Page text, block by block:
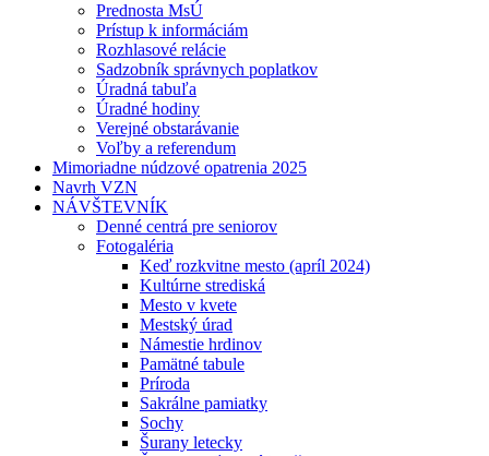
Prednosta MsÚ
Prístup k informáciám
Rozhlasové relácie
Sadzobník správnych poplatkov
Úradná tabuľa
Úradné hodiny
Verejné obstarávanie
Voľby a referendum
Mimoriadne núdzové opatrenia 2025
Navrh VZN
NÁVŠTEVNÍK
Denné centrá pre seniorov
Fotogaléria
Keď rozkvitne mesto (apríl 2024)
Kultúrne strediská
Mesto v kvete
Mestský úrad
Námestie hrdinov
Pamätné tabule
Príroda
Sakrálne pamiatky
Sochy
Šurany letecky